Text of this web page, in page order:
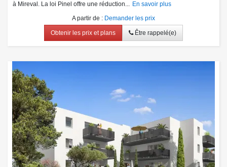
à Mireval. La loi Pinel offre une réduction...
En savoir plus
A partir de : Demander les prix
Obtenir les prix et plans Être rappelé(e)